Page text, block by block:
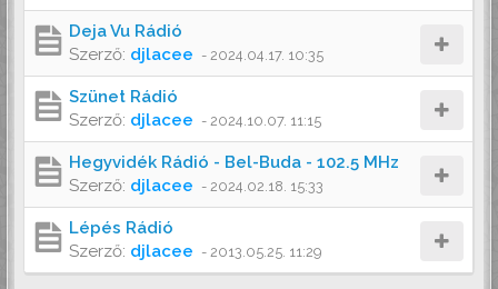
Deja Vu Rádió
Szerző: djlacee - 2024.04.17. 10:35
Szünet Rádió
Szerző: djlacee - 2024.10.07. 11:15
Hegyvidék Rádió - Bel-Buda - 102.5 MHz
Szerző: djlacee - 2024.02.18. 15:33
Lépés Rádió
Szerző: djlacee - 2013.05.25. 11:29